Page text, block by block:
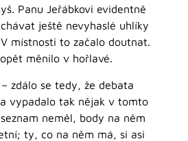
Panu Jeřábkovi evidentně
ještě nevyhaslé uhlíky
místnosti to začalo doutnat.
měnilo v hořlavé.
zdálo se tedy, že debata
vypadalo tak nějak v tomto
neměl, body na něm
ty, co na něm má, si asi